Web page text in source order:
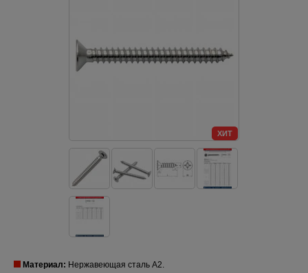
ХИТ
Материал: Нержавеющая сталь A2.